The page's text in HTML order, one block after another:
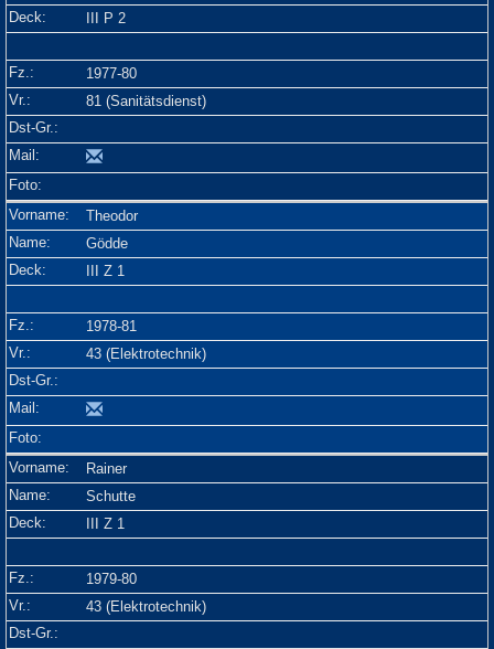
III P 2
1977-80
81 (Sanitätsdienst)
Theodor
Gödde
III Z 1
1978-81
43 (Elektrotechnik)
Rainer
Schutte
III Z 1
1979-80
43 (Elektrotechnik)